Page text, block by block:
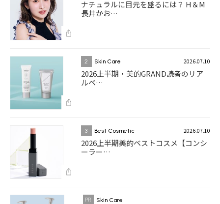
ナチュラルに目元を盛るには？ H＆M
長井かお…
2 Skin Care 2026.07.10
2026上半期・美的GRAND読者のリア
ルベ…
3 Best Cosmetic 2026.07.10
2026上半期美的ベストコスメ【コンシ
ーラー…
Skin Care